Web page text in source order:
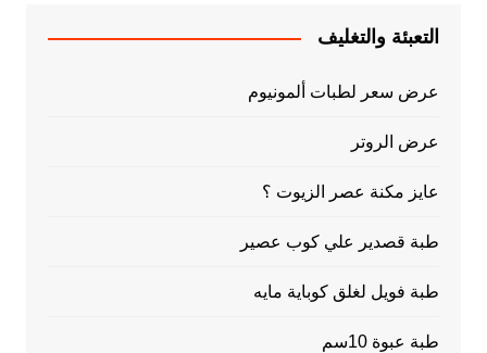
التعبئة والتغليف
عرض سعر لطبات ألمونيوم
عرض الروتر
عايز مكنة عصر الزيوت ؟
طبة قصدير علي كوب عصير
طبة فويل لغلق كوباية مايه
طبة عبوة 10سم